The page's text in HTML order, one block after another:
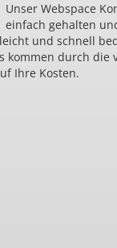
Unser Webspace
einfach gehalten
und schnell
kommen durch die
Ihre Kosten.